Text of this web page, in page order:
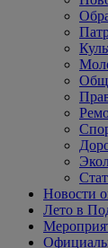
Новости
Лето в